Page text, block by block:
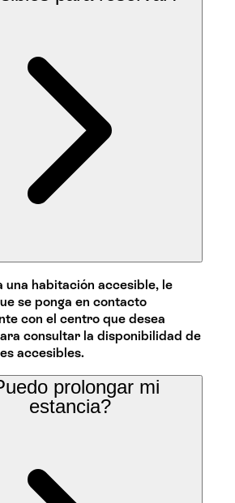
una habitación accesible, le
se ponga en contacto
con el centro que desea
consultar la disponibilidad de
accesibles.
prolongar mi
estancia?